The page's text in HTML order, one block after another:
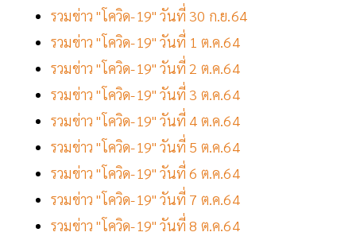
รวมข่าว "โควิด-19" วันที่ 30 ก.ย.64
รวมข่าว "โควิด-19" วันที่ 1 ต.ค.64
รวมข่าว "โควิด-19" วันที่ 2 ต.ค.64
รวมข่าว "โควิด-19" วันที่ 3 ต.ค.64
รวมข่าว "โควิด-19" วันที่ 4 ต.ค.64
รวมข่าว "โควิด-19" วันที่ 5 ต.ค.64
รวมข่าว "โควิด-19" วันที่ 6 ต.ค.64
รวมข่าว "โควิด-19" วันที่ 7 ต.ค.64
รวมข่าว "โควิด-19" วันที่ 8 ต.ค.64